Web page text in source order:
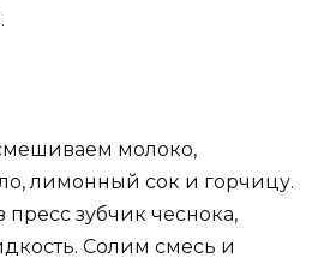
молоко,
лимонный сок и горчицу.
пресс зубчик чеснока,
Солим смесь и